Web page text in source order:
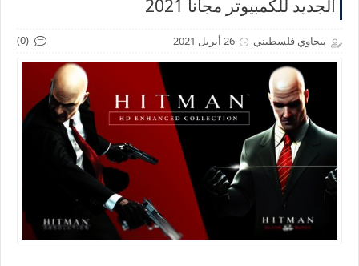
الجديد للكمبيوتر مجاناً 2021
ببجاوي فلسطيني 26 أبريل 2021 (0)